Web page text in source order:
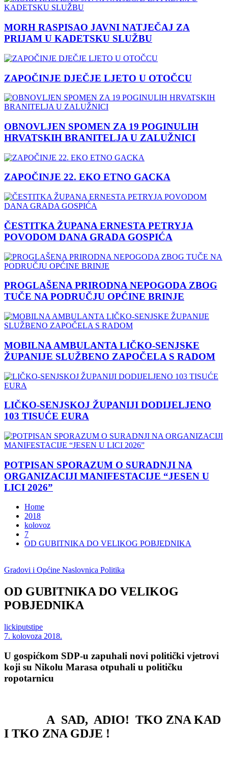
MORH RASPISAO JAVNI NATJEČAJ ZA
PRIJAM U KADETSKU SLUŽBU
ZAPOČINJE DJEČJE LJETO U OTOČCU
OBNOVLJEN SPOMEN ZA 19 POGINULIH
HRVATSKIH BRANITELJA U ZALUŽNICI
ZAPOČINJE 22. EKO ETNO GACKA
ČESTITKA ŽUPANA ERNESTA PETRYJA
POVODOM DANA GRADA GOSPIĆA
PROGLAŠENA PRIRODNA NEPOGODA ZBOG
TUČE NA PODRUČJU OPĆINE BRINJE
MOBILNA AMBULANTA LIČKO-SENJSKE
ŽUPANIJE SLUŽBENO ZAPOČELA S RADOM
LIČKO-SENJSKOJ ŽUPANIJI DODIJELJENO
103 TISUĆE EURA
POTPISAN SPORAZUM O SURADNJI NA
ORGANIZACIJI MANIFESTACIJE “JESEN U
LICI 2026”
Home
2018
kolovoz
7
OD GUBITNIKA DO VELIKOG POBJEDNIKA
Gradovi i Općine Naslovnica Politika
OD GUBITNIKA DO VELIKOG
POBJEDNIKA
lickiputstipe
7. kolovoza 2018.
U gospićkom SDP-u zapuhali novi politički vjetrovi
koji su Nikolu Marasa otpuhali u političku
ropotarnicu
A SAD, ADIO! TKO ZNA KAD
I TKO ZNA GDJE !